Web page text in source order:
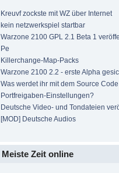
Kreuvf zockste mit WZ über Internet
kein netzwerkspiel startbar
Warzone 2100 GPL 2.1 Beta 1
Pe
Killerchange-Map-Packs
Warzone 2100 2.2 - erste Alpha
Was werdet ihr mit dem Source
Portfreigaben-Einstellungen?
Deutsche Video- und Tondateien
[MOD] Deutsche Audios
Meiste Zeit online